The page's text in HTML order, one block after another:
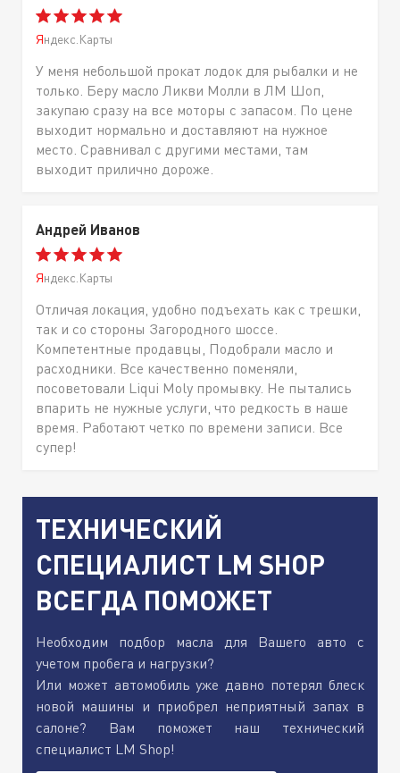
Яндекс.Карты
У меня небольшой прокат лодок для рыбалки и не
только. Беру масло Ликви Молли в ЛМ Шоп,
закупаю сразу на все моторы с запасом. По цене
выходит нормально и доставляют на нужное
место. Сравнивал с другими местами, там
выходит прилично дороже.
Андрей Иванов
Яндекс.Карты
Отличая локация, удобно подъехать как с трешки,
так и со стороны Загородного шоссе.
Компетентные продавцы, Подобрали масло и
расходники. Все качественно поменяли,
посоветовали Liqui Moly промывку. Не пытались
впарить не нужные услуги, что редкость в наше
время. Работают четко по времени записи. Все
супер!
ТЕХНИЧЕСКИЙ
СПЕЦИАЛИСТ LM SHOP
ВСЕГДА ПОМОЖЕТ
Необходим подбор масла для Вашего авто с
учетом пробега и нагрузки?
Или может автомобиль уже давно потерял блеск
новой машины и приобрел неприятный запах в
салоне? Вам поможет наш технический
специалист LM Shop!